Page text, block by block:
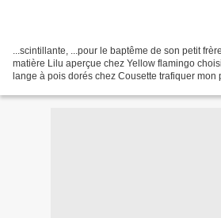
...scintillante, ...pour le baptême de son petit
matière Lilu aperçue chez Yellow flamingo
lange à pois dorés chez Cousette trafiquer mon